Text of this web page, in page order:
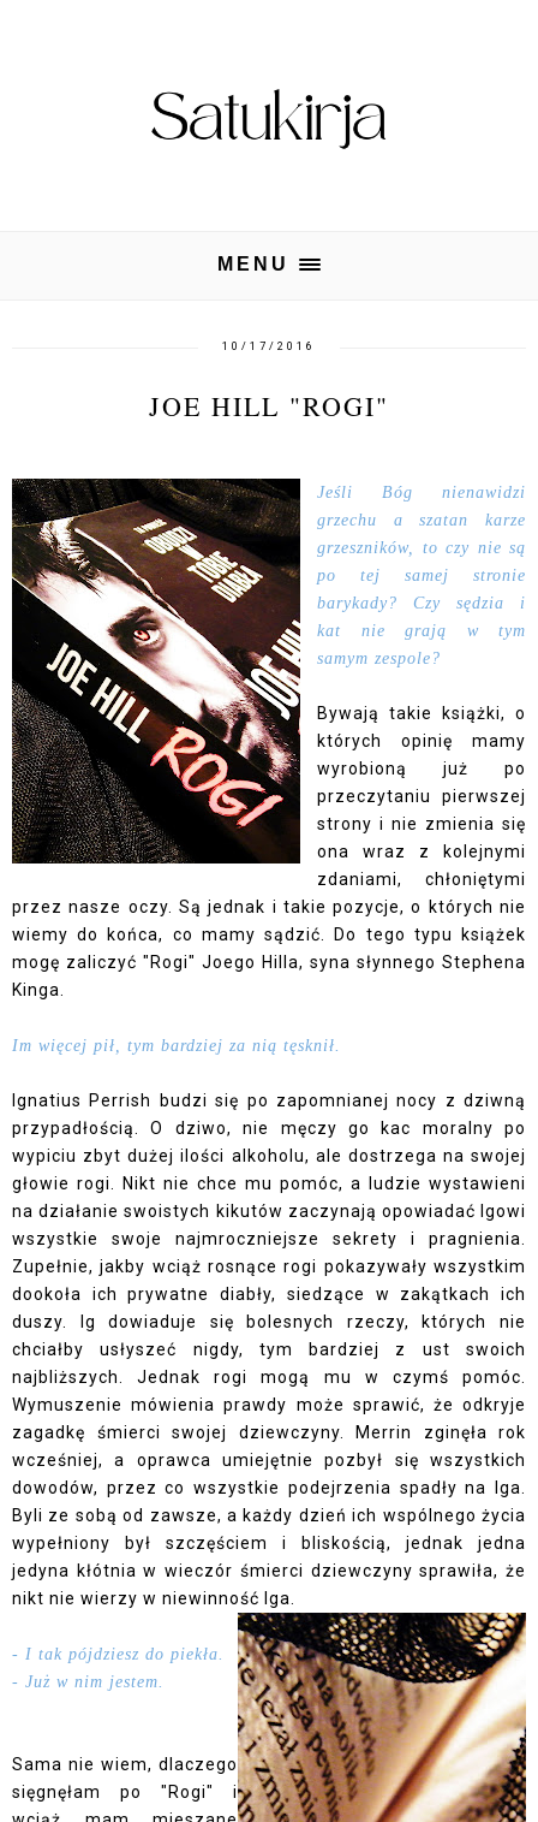
MENU
10/17/2016
JOE HILL "ROGI"
Jeśli Bóg nienawidzi
grzechu a szatan karze
grzeszników, to czy nie są
po tej samej stronie
barykady? Czy sędzia i
kat nie grają w tym
samym zespole?
Bywają takie książki, o
których opinię mamy
wyrobioną już po
przeczytaniu pierwszej
strony i nie zmienia się
ona wraz z kolejnymi
zdaniami, chłoniętymi
przez nasze oczy. Są jednak i takie pozycje, o których nie
wiemy do końca, co mamy sądzić. Do tego typu książek
mogę zaliczyć "Rogi" Joego Hilla, syna słynnego Stephena
Kinga.
Im więcej pił, tym bardziej za nią tęsknił.
Ignatius Perrish budzi się po zapomnianej nocy z dziwną
przypadłością. O dziwo, nie męczy go kac moralny po
wypiciu zbyt dużej ilości alkoholu, ale dostrzega na swojej
głowie rogi. Nikt nie chce mu pomóc, a ludzie wystawieni
na działanie swoistych kikutów zaczynają opowiadać Igowi
wszystkie swoje najmroczniejsze sekrety i pragnienia.
Zupełnie, jakby wciąż rosnące rogi pokazywały wszystkim
dookoła ich prywatne diabły, siedzące w zakątkach ich
duszy. Ig dowiaduje się bolesnych rzeczy, których nie
chciałby usłyszeć nigdy, tym bardziej z ust swoich
najbliższych. Jednak rogi mogą mu w czymś pomóc.
Wymuszenie mówienia prawdy może sprawić, że odkryje
zagadkę śmierci swojej dziewczyny. Merrin zginęła rok
wcześniej, a oprawca umiejętnie pozbył się wszystkich
dowodów, przez co wszystkie podejrzenia spadły na Iga.
Byli ze sobą od zawsze, a każdy dzień ich wspólnego życia
wypełniony był szczęściem i bliskością, jednak jedna
jedyna kłótnia w wieczór śmierci dziewczyny sprawiła, że
nikt nie wierzy w niewinność Iga.
- I tak pójdziesz do piekła.
- Już w nim jestem.
Sama nie wiem, dlaczego
sięgnęłam po "Rogi" i